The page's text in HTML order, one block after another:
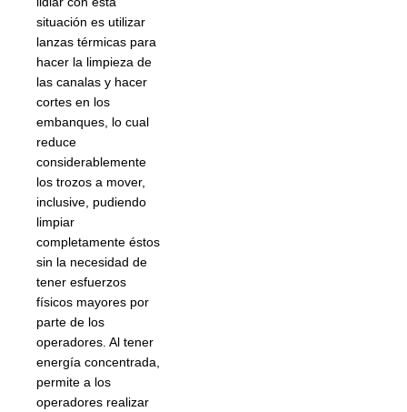
situación es utilizar
lanzas térmicas para
hacer la limpieza de
las canalas y hacer
cortes en los
embanques, lo cual
reduce
considerablemente
los trozos a mover,
inclusive, pudiendo
limpiar
completamente éstos
sin la necesidad de
tener esfuerzos
físicos mayores por
parte de los
operadores. Al tener
energía concentrada,
permite a los
operadores realizar